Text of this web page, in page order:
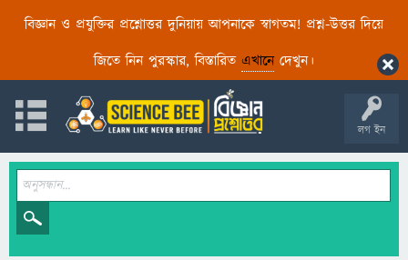
বিজ্ঞান ও প্রযুক্তির প্রশ্নোত্তর দুনিয়ায় আপনাকে স্বাগতম! প্রশ্ন-উত্তর দিয়ে
জিতে নিন পুরস্কার, বিস্তারিত এখানেদেখুন।
লগ ইন